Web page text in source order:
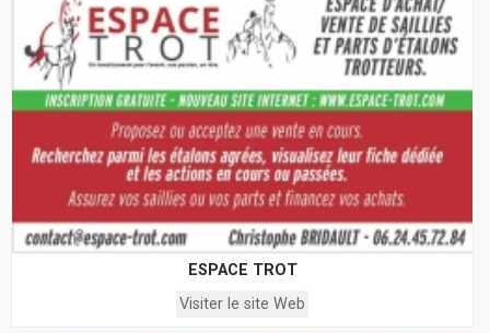
ESPACE TROT
Visiter le site Web